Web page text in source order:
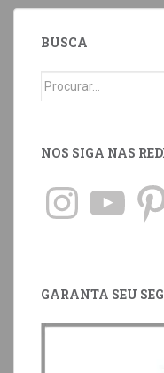
BUSCA
NOS SIGA NAS
GARANTA SEU